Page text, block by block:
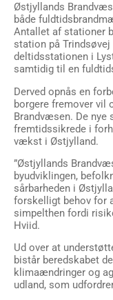
Østjyllands
både
Antallet af stationer
station på
deltidsstationen i
samtidig til en
Derved opnås en
borgere fremover vil
Brandvæsen. De nye
fremtidssikrede i
vækst i Østjylland.
”Østjyllands
byudviklingen,
sårbarheden i
forskelligt behov for
simpelthen fordi
Hviid.
Ud over at
bistår beredskabet
klimaændringer og
udland, som